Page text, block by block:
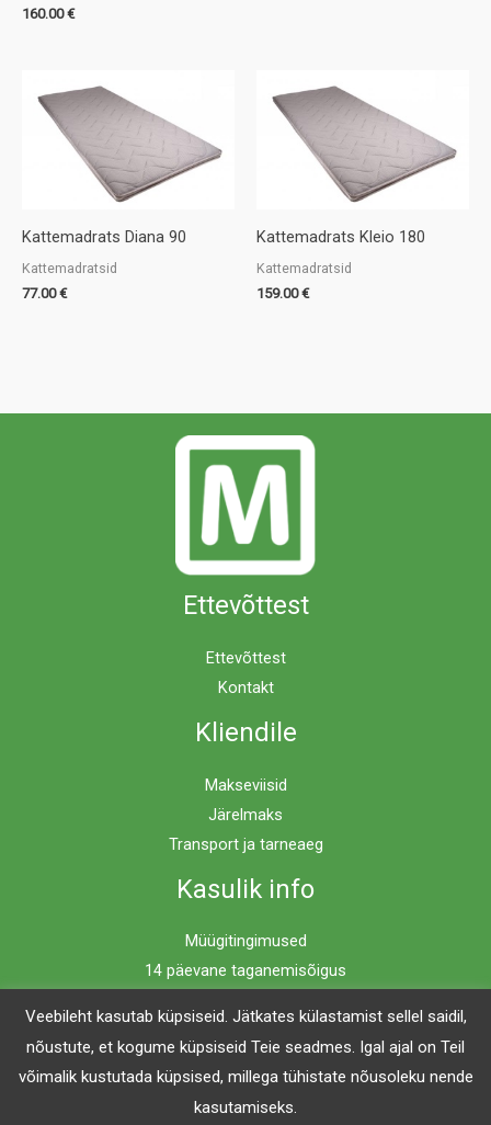
160.00€
Kattemadrats Diana 90
Kattemadratsid
77.00€
Kattemadrats Kleio 180
Kattemadratsid
159.00€
Ettevõttest
Ettevõttest
Kontakt
Kliendile
Makseviisid
Järelmaks
Transport ja tarneaeg
Kasulik info
Müügitingimused
14 päevane taganemisõigus
Copyright © 2026 Mööblimaailm | Powered by Mööblimaailm
Veebileht kasutab küpsiseid. Jätkates külastamist sellel saidil,
nõustute, et kogume küpsiseid Teie seadmes. Igal ajal on Teil
võimalik kustutada küpsised, millega tühistate nõusoleku nende
kasutamiseks.